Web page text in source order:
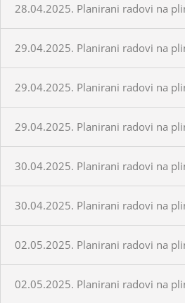
28.04.2025. Planirani radovi na
29.04.2025. Planirani radovi na
29.04.2025. Planirani radovi na
29.04.2025. Planirani radovi na
30.04.2025. Planirani radovi na
30.04.2025. Planirani radovi na
02.05.2025. Planirani radovi na
02.05.2025. Planirani radovi na